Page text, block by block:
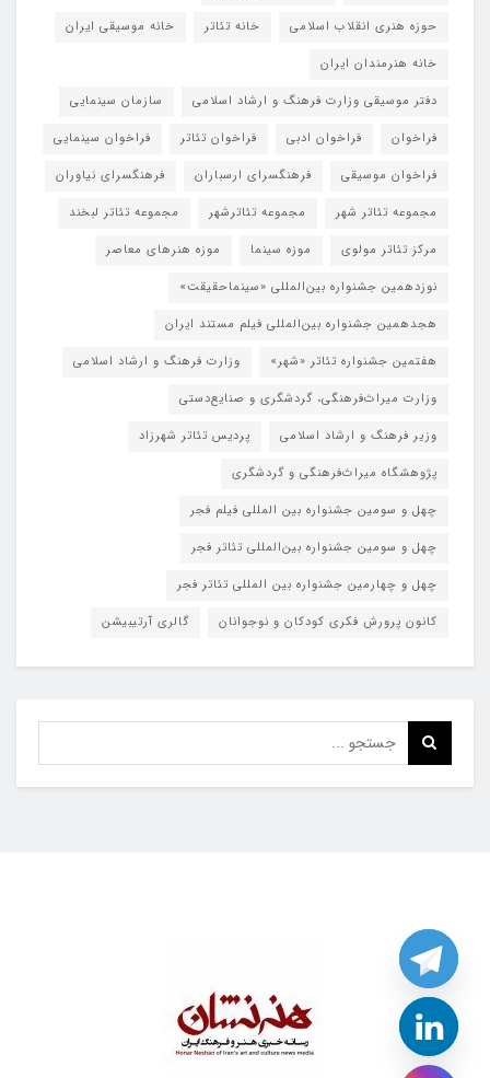
حوزه هنری انقلاب اسلامی
خانه تئاتر
خانه موسیقی ایران
خانه هنرمندان ایران
دفتر موسیقی وزارت فرهنگ و ارشاد اسلامی
سازمان سینمایی
فراخوان
فراخوان ادبی فراخوان تئاتر
فراخوان سینمایی
فراخوان موسیقی
فرهنگسرای ارسباران
فرهنگسرای نیاوران
مجموعه تئاتر شهر
مجموعه تئاترشهر
مجموعه تئاتر لبخند
مرکز تئاتر مولوی
موزه سینما
موزه هنرهای معاصر
نوزدهمین جشنواره بین‌المللی «سینماحقیقت»
هجدهمین جشنواره بین‌المللی فیلم مستند ایران
هفتمین جشنواره تئاتر «شهر»
وزارت فرهنگ و ارشاد اسلامی
وزارت میراث‌فرهنگی، گردشگری و صنایع‌دستی
وزیر فرهنگ و ارشاد اسلامی
پردیس تئاتر شهرزاد
پژوهشگاه میراث‌فرهنگی و گردشگری
چهل و سومین جشنواره بین المللی فیلم فجر
چهل و سومین جشنواره بین‌المللی تئاتر فجر
چهل و چهارمین جشنواره بین المللی تئاتر فجر
کانون پرورش فکری کودکان و نوجوانان
گالری آرتیبیشن